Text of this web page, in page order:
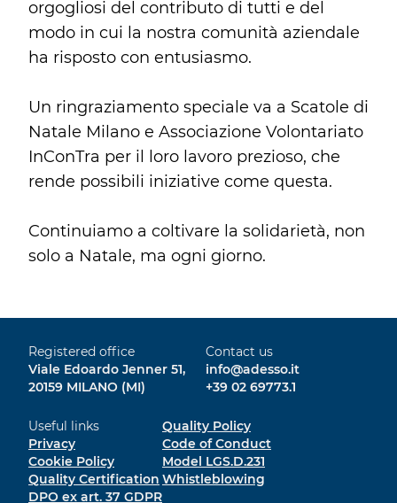
orgogliosi del contributo di tutti e del
modo in cui la nostra comunità aziendale
ha risposto con entusiasmo.
Un ringraziamento speciale va a Scatole di
Natale Milano e Associazione Volontariato
InConTra per il loro lavoro prezioso, che
rende possibili iniziative come questa.
Continuiamo a coltivare la solidarietà, non
solo a Natale, ma ogni giorno.
Registered office
Viale Edoardo Jenner 51,
20159 MILANO (MI)
Contact us
info@adesso.it
+39 02 69773.1
Useful links
Privacy
Cookie Policy
Quality Certification
DPO ex art. 37 GDPR
Quality Policy
Code of Conduct
Model LGS.D.231
Whistleblowing